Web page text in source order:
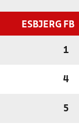
ESBJERG FB
1
4
5